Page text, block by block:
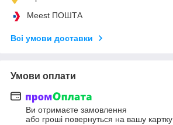
Meest ПОШТА
Всі умови доставки
Умови оплати
Ви отримаєте замовлення
або гроші повернуться на вашу картку